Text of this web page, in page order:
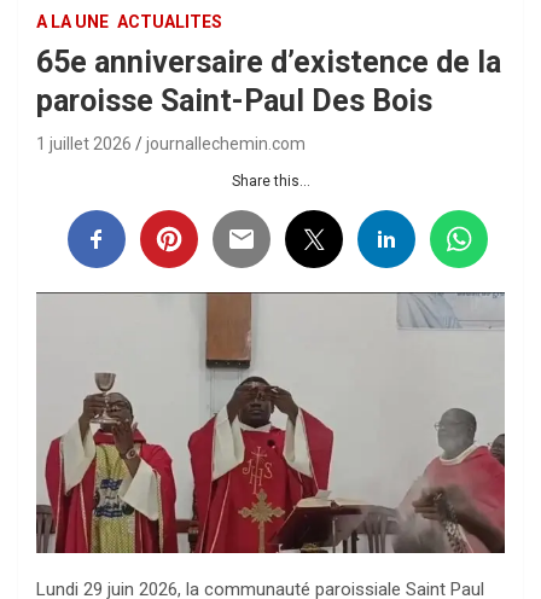
A LA UNE ACTUALITES
65e anniversaire d’existence de la
paroisse Saint-Paul Des Bois
1 juillet 2026 journallechemin.com
Share this...
Lundi 29 juin 2026, la communauté paroissiale Saint Paul